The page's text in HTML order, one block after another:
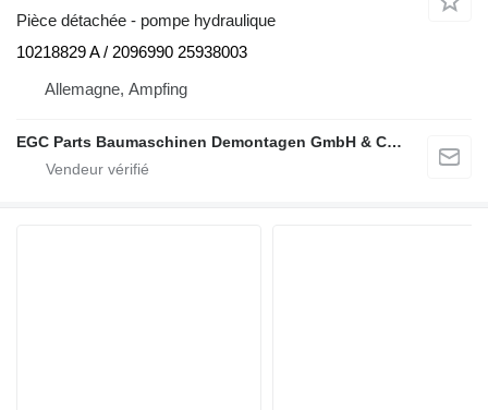
Pièce détachée - pompe hydraulique
10218829 A / 2096990 25938003
Allemagne, Ampfing
EGC Parts Baumaschinen Demontagen GmbH & Co. KG